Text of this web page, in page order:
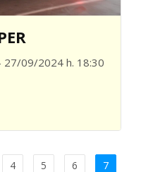
09/2024 h. 18:30
4 5 6
7